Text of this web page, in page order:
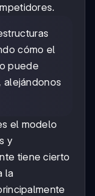
cómo el
puede
alejándonos
el modelo
y
tiene cierto
la